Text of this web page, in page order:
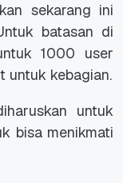
sekarang ini
batasan di
1000 user
untuk kebagian.
untuk
bisa menikmati